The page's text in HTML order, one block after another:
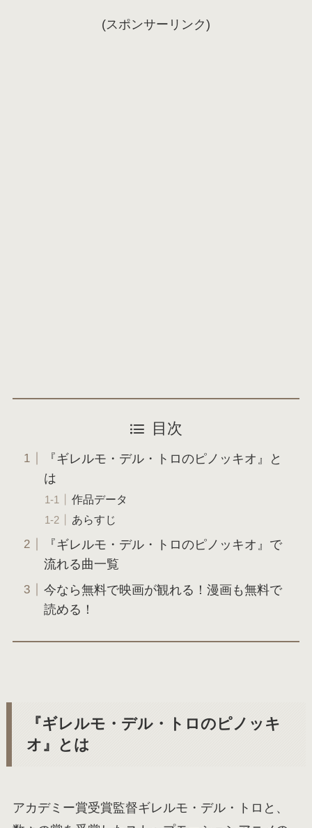
(スポンサーリンク)
目次
『ギレルモ・デル・トロのピノッキオ』と
は
作品データ
あらすじ
『ギレルモ・デル・トロのピノッキオ』で
流れる曲一覧
今なら無料で映画が観れる！漫画も無料で
読める！
『ギレルモ・デル・トロのピノッキ
オ』とは
アカデミー賞受賞監督ギレルモ・デル・トロと、